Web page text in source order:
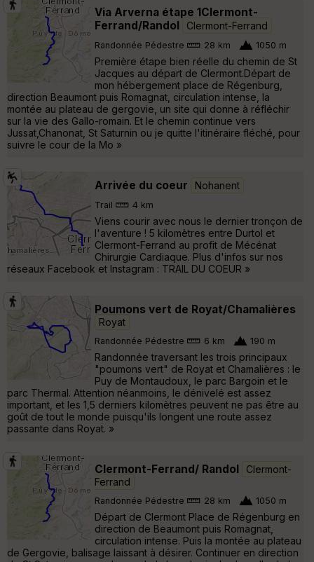
Via Arverna étape 1Clermont-
Ferrand/Randol
Clermont-Ferrand
Randonnée Pédestre 28 km 1050 m
Première étape bien réelle du chemin de St
Jacques au départ de Clermont.Départ de
mon hébergement place de Régenburg,
direction Beaumont puis Romagnat, circulation intense, la
montée au plateau de gergovie, un site qui donne à réfléchir
sur la vie des Gallo-romain. Et le chemin continue vers
Jussat,Chanonat, St Saturnin ou je quitte l'itinéraire fléché, pour
suivre le cour de la Mo »
Arrivée du coeur Nohanent
Trail 4 km
Viens courir avec nous le dernier tronçon de
l'aventure ! 5 kilomètres entre Durtol et
Clermont-Ferrand au profit de Mécénat
Chirurgie Cardiaque. Plus d'infos sur nos
réseaux Facebook et Instagram : TRAIL DU COEUR »
Poumons vert de Royat/Chamalières
Royat
Randonnée Pédestre 6 km 190 m
Randonnée traversant les trois principaux
"poumons vert" de Royat et Chamalières : le
Puy de Montaudoux, le parc Bargoin et le
parc Thermal. Attention néanmoins, le dénivelé est assez
important, et les 1,5 derniers kilomètres peuvent ne pas être au
goût de tout le monde puisqu'ils longent une route assez
passante dans Royat. »
Clermont-Ferrand/ Randol
Clermont-
Ferrand
Randonnée Pédestre 28 km 1050 m
Départ de Clermont Place de Régenburg en
direction de Beaumont puis Romagnat,
circulation intense. Puis la montée au plateau
de Gergovie, balisage laissant à désirer. Continuer en direction